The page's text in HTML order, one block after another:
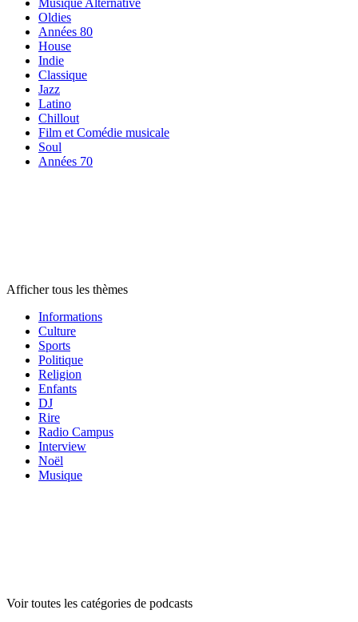
Musique Alternative
Oldies
Années 80
House
Indie
Classique
Jazz
Latino
Chillout
Film et Comédie musicale
Soul
Années 70
Afficher tous les thèmes
Informations
Culture
Sports
Politique
Religion
Enfants
DJ
Rire
Radio Campus
Interview
Noël
Musique
Voir toutes les catégories de podcasts